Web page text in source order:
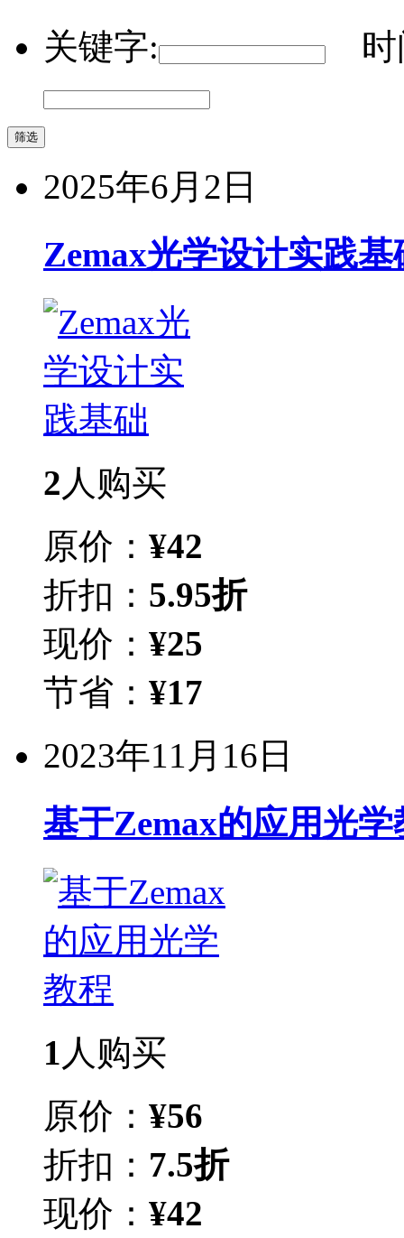
关键字: 时
2025年6月2日
Zemax光学设计实践基
2 人购买
原价： ¥42
折扣： 5.95折
现价： ¥25
节省： ¥17
2023年11月16日
基于Zemax的应用光学
1 人购买
原价： ¥56
折扣： 7.5折
现价： ¥42